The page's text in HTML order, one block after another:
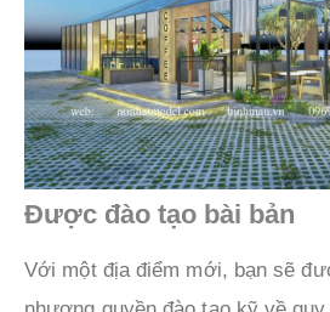
Được đào tạo bài bản
Với một địa điểm mới, bạn sẽ